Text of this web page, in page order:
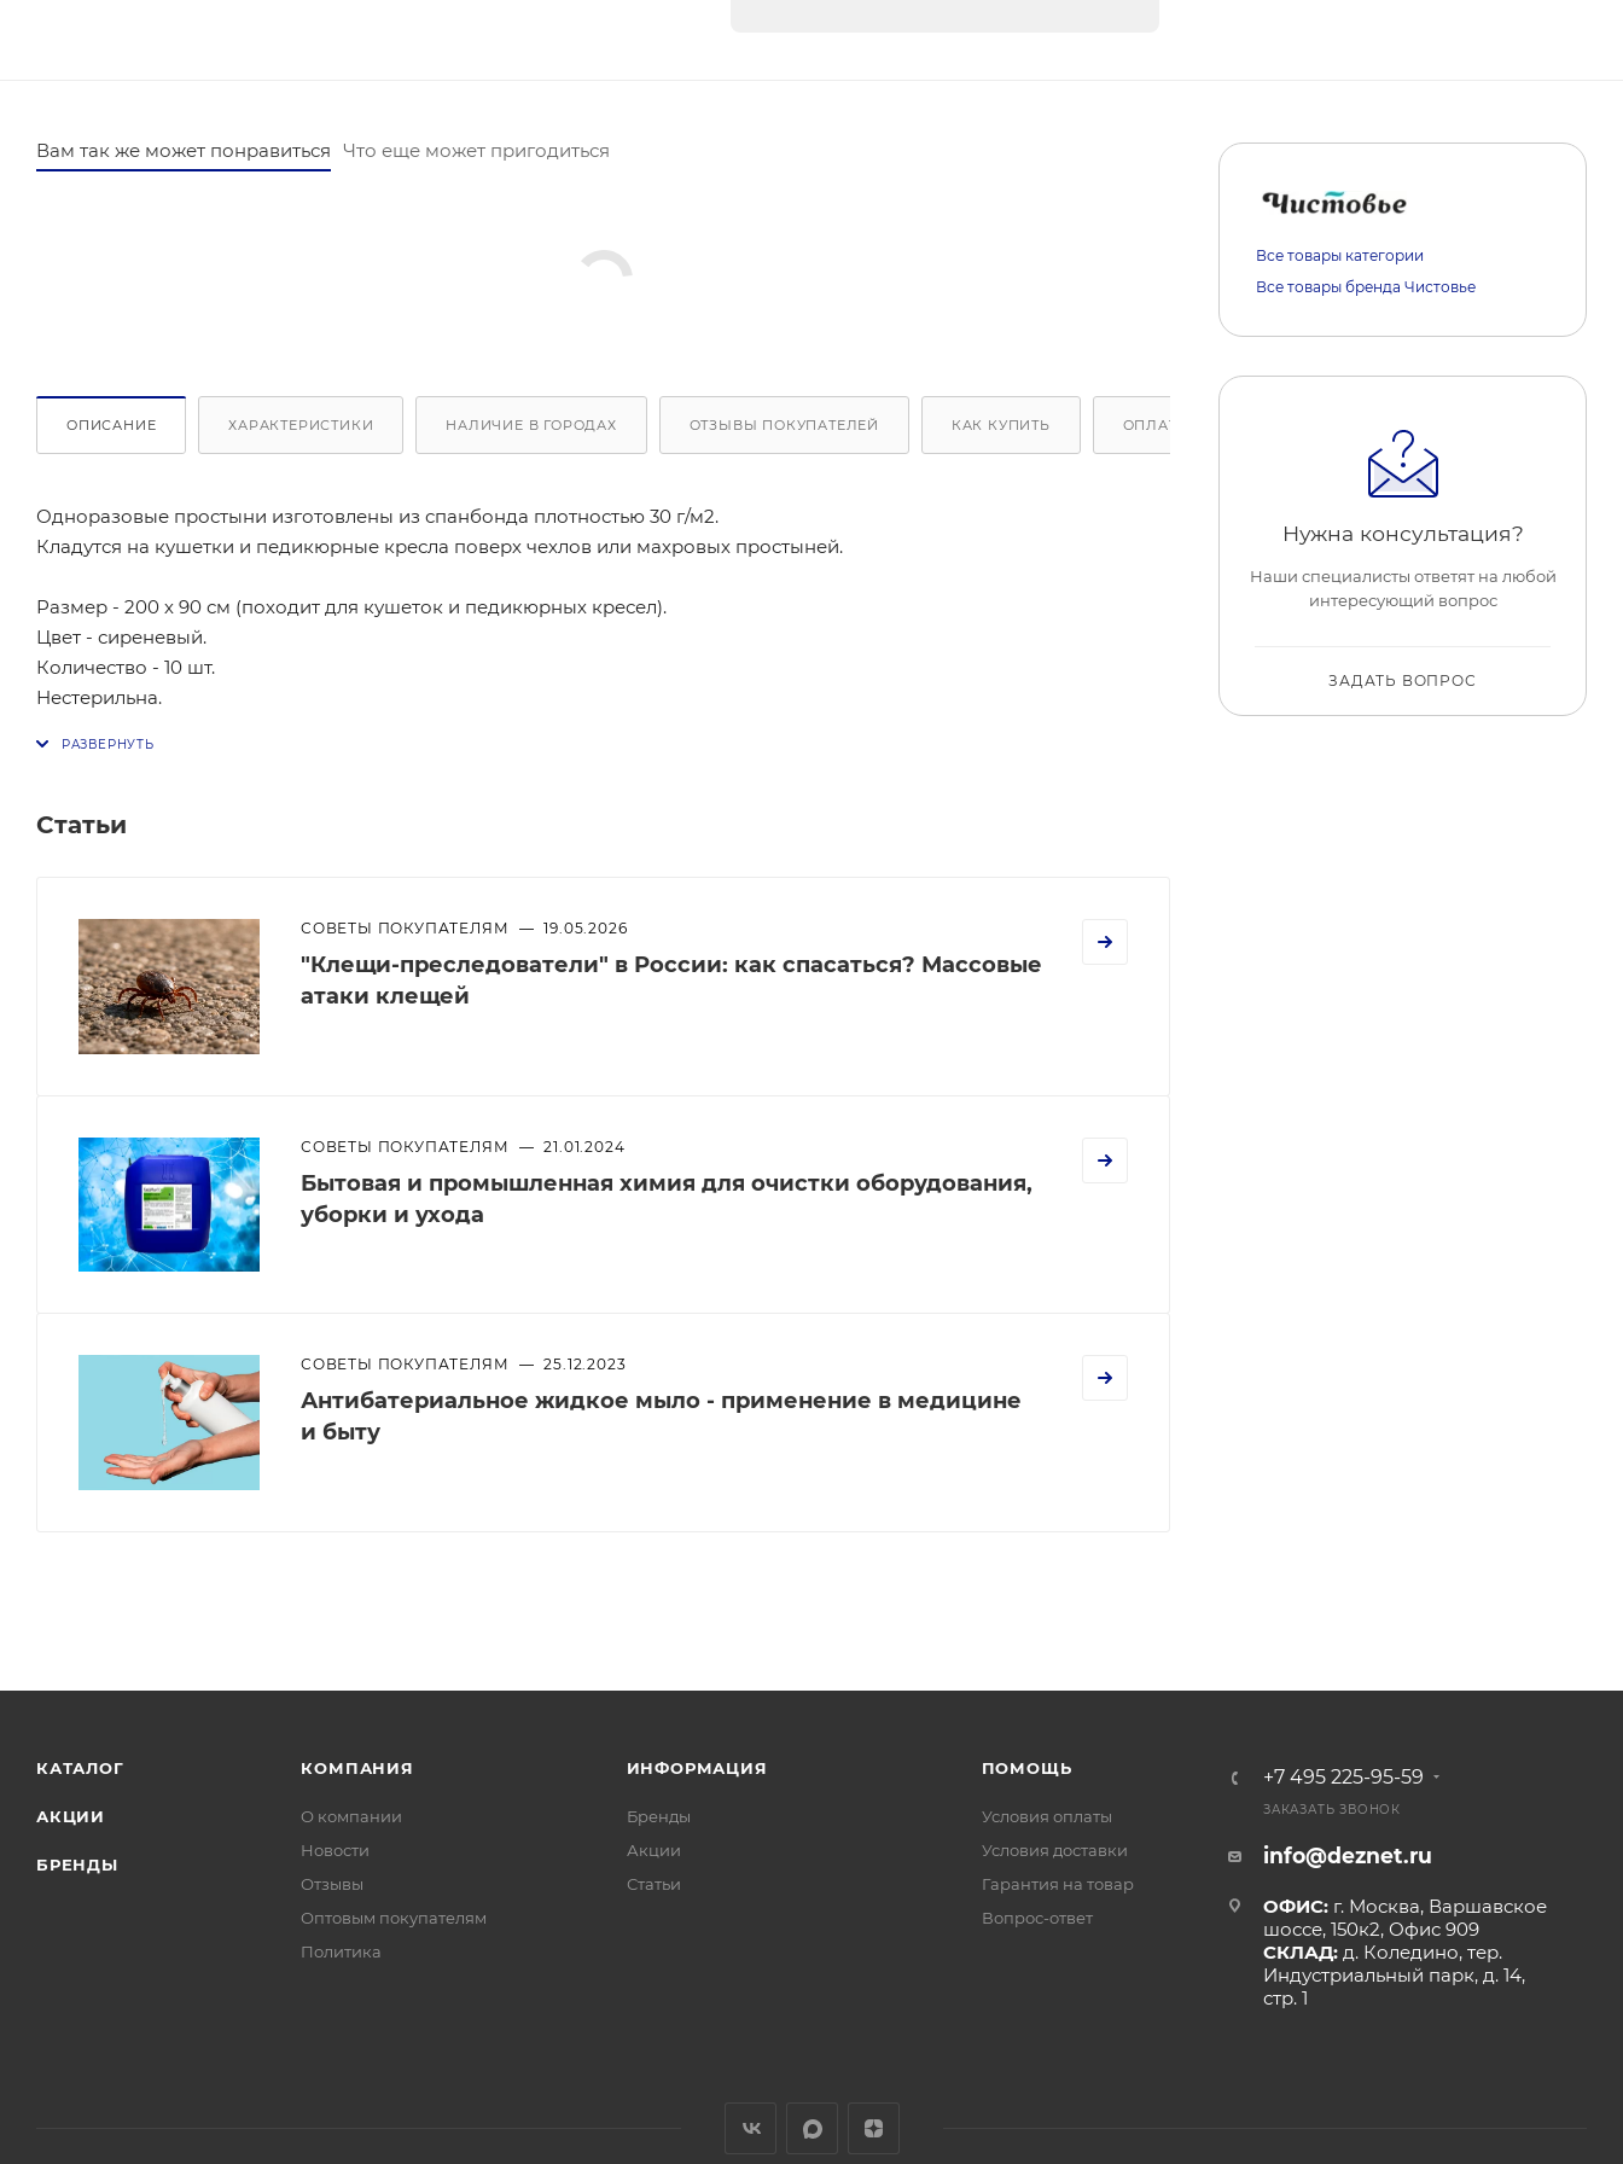
Вам так же может понравиться Что еще может пригодиться
ОПИСАНИЕ ХАРАКТЕРИСТИКИ НАЛИЧИЕ В ГОРОДАХ ОТЗЫВЫ ПОКУПАТЕЛЕЙ КАК КУПИТЬ ОПЛАТА
Одноразовые простыни изготовлены из спанбонда плотностью 30 г/м2.
Кладутся на кушетки и педикюрные кресла поверх чехлов или махровых простыней.
Размер - 200 х 90 см (походит для кушеток и педикюрных кресел).
Цвет - сиреневый.
Количество - 10 шт.
Нестерильна.
Статьи
СОВЕТЫ ПОКУПАТЕЛЯМ — 19.05.2026
"Клещи-преследователи" в России: как спасаться? Массовые
атаки клещей
СОВЕТЫ ПОКУПАТЕЛЯМ — 21.01.2024
Бытовая и промышленная химия для очистки оборудования,
уборки и ухода
СОВЕТЫ ПОКУПАТЕЛЯМ — 25.12.2023
Антибатериальное жидкое мыло - применение в медицине
и быту
Все товары категории
Все товары бренда Чистовье
Нужна консультация?
Наши специалисты ответят на любой
интересующий вопрос
ЗАДАТЬ ВОПРОС
КАТАЛОГ
АКЦИИ
БРЕНДЫ
КОМПАНИЯ
О компании
Новости
Отзывы
Оптовым покупателям
Политика
ИНФОРМАЦИЯ
Бренды
Акции
Статьи
ПОМОЩЬ
Условия оплаты
Условия доставки
Гарантия на товар
Вопрос-ответ
+7 495 225-95-59
ЗАКАЗАТЬ ЗВОНОК
info@deznet.ru
ОФИС: г. Москва, Варшавское
шоссе, 150к2, Офис 909
СКЛАД: д. Коледино, тер.
Индустриальный парк, д. 14,
стр. 1